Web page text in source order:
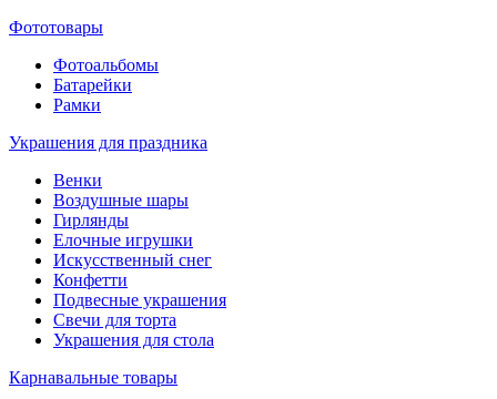
Фототовары
Фотоальбомы
Батарейки
Рамки
Украшения для праздника
Венки
Воздушные шары
Гирлянды
Елочные игрушки
Искусственный снег
Конфетти
Подвесные украшения
Свечи для торта
Украшения для стола
Карнавальные товары